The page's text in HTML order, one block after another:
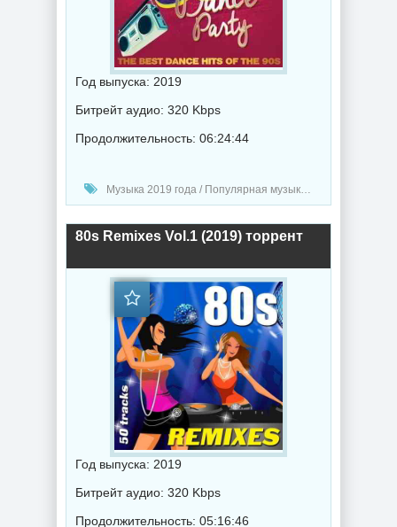
Год выпуска: 2019
Битрейт аудио: 320 Kbps
Продолжительность: 06:24:44
Музыка 2019 года / Популярная музыка / Электронная музыка / Ретро музыка / Диско музыка
80s Remixes Vol.1 (2019) торрент
Год выпуска: 2019
Битрейт аудио: 320 Kbps
Продолжительность: 05:16:46